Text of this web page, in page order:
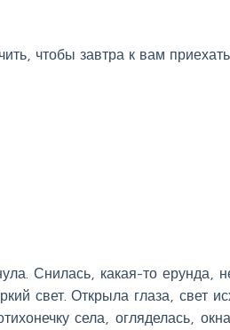
чтобы завтра к вам приехать.
Снилась, какая-то ерунда,
свет. Открыла глаза, свет
села, огляделась,